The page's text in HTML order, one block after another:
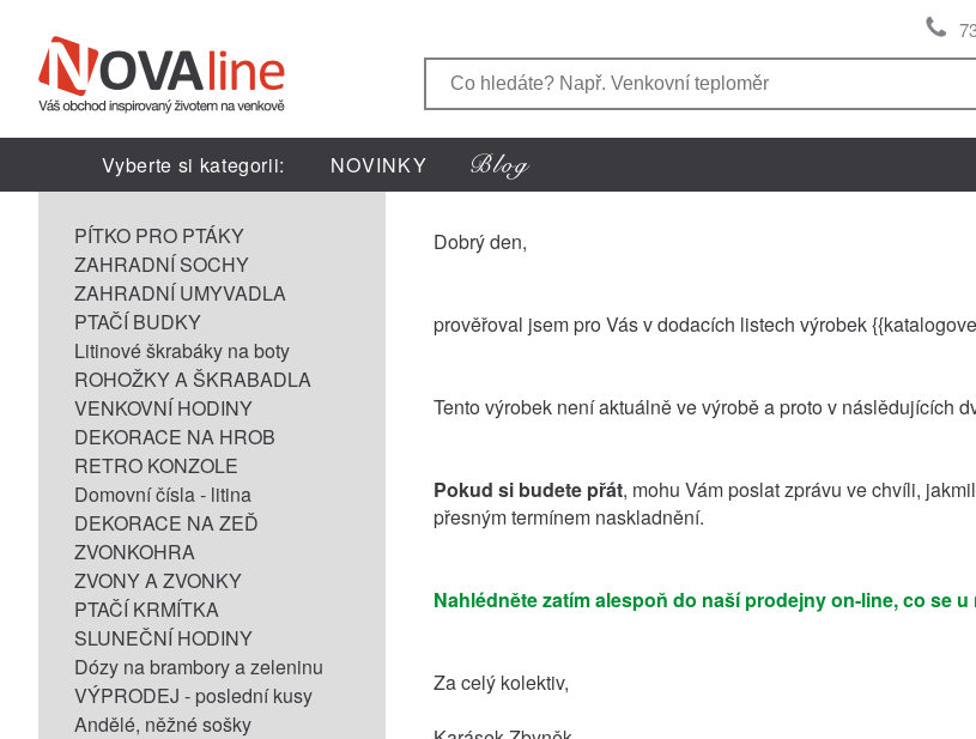
Vyberte si kategorii: NOVINKY
PÍTKO PRO PTÁKY
ZAHRADNÍ SOCHY
ZAHRADNÍ UMYVADLA
PTAČÍ BUDKY
Litinové škrabáky na boty
ROHOŽKY A ŠKRABADLA
VENKOVNÍ HODINY
DEKORACE NA HROB
RETRO KONZOLE
Domovní čísla - litina
DEKORACE NA ZEĎ
ZVONKOHRA
ZVONY A ZVONKY
PTAČÍ KRMÍTKA
SLUNEČNÍ HODINY
Dózy na brambory a zeleninu
VÝPRODEJ - poslední kusy
Andělé, něžné sošky
Dobrý den,
prověřoval jsem pro Vás v dodacích listech výrobek
Tento výrobek není aktuálně ve výrobě a proto v náslědujících
Pokud si budete přát, mohu Vám poslat zprávu ve chvíli,
přesným termínem naskladnění.
Nahlédněte zatím alespoň do naší prodejny on-line, co se
Za celý kolektiv,